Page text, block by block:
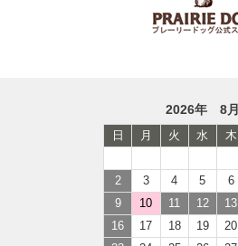
2026年 8月
日 月 火 水 木
2
3 4 5 6
9
10 11 12 13
16
17 18 19 20